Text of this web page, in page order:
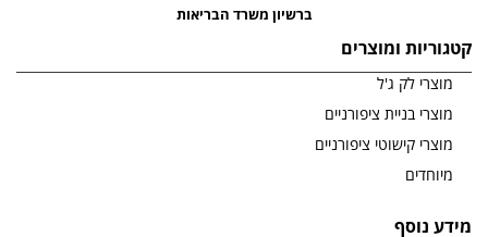
ברשיון משרד הבריאות
קטגוריות ומוצרים
מוצרי לק ג'ל
מוצרי בניית ציפורניים
מוצרי קישוטי ציפורניים
מיוחדים
מידע נוסף